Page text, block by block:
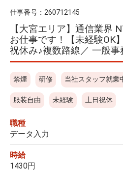
仕事番号： 260712145
【大宮エリア】通信業界
お仕事です！【未経験OK
祝休み♪複数路線／ 一般事
禁煙 研修 当社スタッフ就業
服装自由 未経験 土日祝休
職種
データ入力
時給
1430円